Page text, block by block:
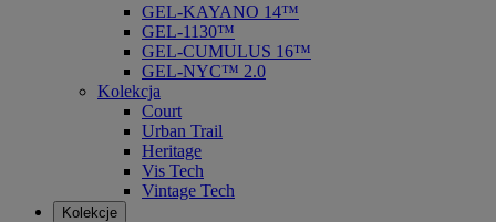
GEL-KAYANO 14™
GEL-1130™
GEL-CUMULUS 16™
GEL-NYC™ 2.0
Kolekcja
Court
Urban Trail
Heritage
Vis Tech
Vintage Tech
Kolekcje